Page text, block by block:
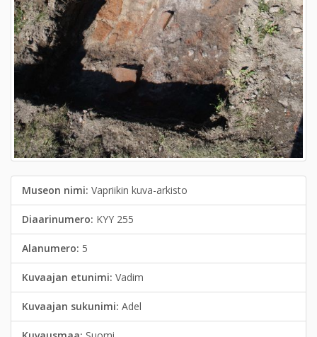
Museon nimi: Vapriikin kuva-arkisto
Diaarinumero: KYY 255
Alanumero: 5
Kuvaajan etunimi: Vadim
Kuvaajan sukunimi: Adel